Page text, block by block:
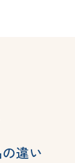
違い